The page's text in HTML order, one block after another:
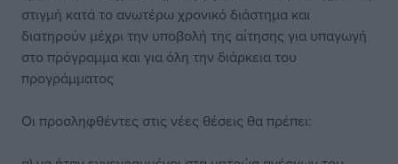
στιγμή κατά το ανωτέρω χρονικό διάστημα και
διατηρούν μέχρι την υποβολή της αίτησης για υπαγωγή
στο πρόγραμμα και για όλη την διάρκεια του
προγράμματος
Οι προσληφθέντες στις νέες θέσεις θα πρέπει: